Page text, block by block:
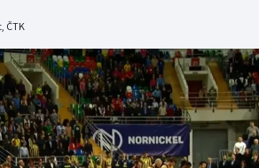
, ČTK